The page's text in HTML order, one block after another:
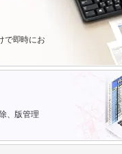
で即時にお
、版管理